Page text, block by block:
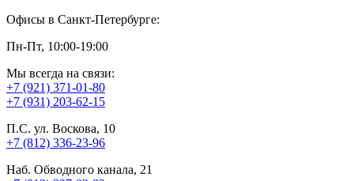
Офисы в Санкт-Петербурге:
Пн-Пт, 10:00-19:00
Мы всегда на связи:
+7 (921) 371-01-80
+7 (931) 203-62-15
П.С. ул. Воскова, 10
+7 (812) 336-23-96
Наб. Обводного канала, 21